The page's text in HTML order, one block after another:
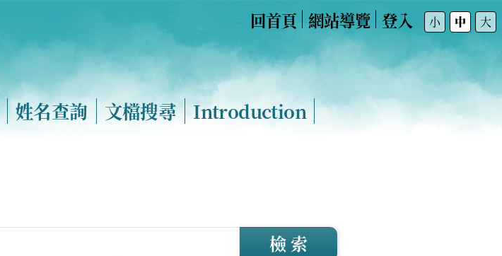
回首頁 網站導覽 登入 小 中 大
姓名查詢 文檔搜尋 Introduction
檢 索